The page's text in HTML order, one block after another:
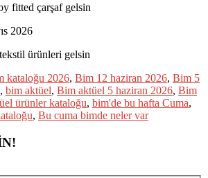
fitted çarşaf gelsin
2026
ürünleri gelsin
kataloğu 2026, Bim 12 haziran 2026, Bim 5
, bim aktüel, Bim aktüel 5 haziran 2026, Bim
ürünler kataloğu, bim'de bu hafta Cuma,
, Bu cuma bimde neler var